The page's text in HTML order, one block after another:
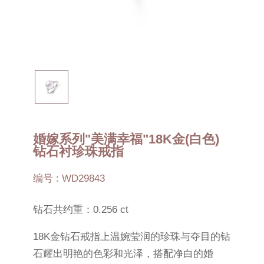
婚嫁系列"美满幸福"18K金(白色)
钻石衬珍珠戒指
编号 : WD29843
钻石共约重：0.256 ct
18K金钻石戒指上温婉莹润的珍珠与夺目的钻
石耀出明艳的色彩和光泽，搭配净白的婚